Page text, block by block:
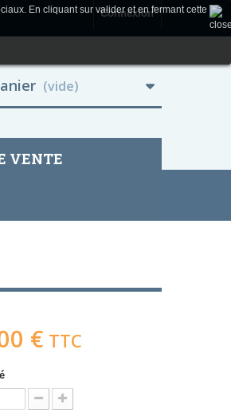
Connexion
(vide)
VENTE
En cliquant sur valider et en fermant cette
€ TTC